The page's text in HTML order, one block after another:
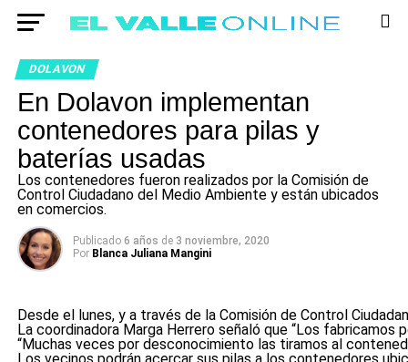
DOLAVON
En Dolavon implementan
contenedores para pilas y
baterías usadas
Los contenedores fueron realizados por la Comisión de
Control Ciudadano del Medio Ambiente y están ubicados
en comercios.
Publicado 6 años de 3 noviembre, 2020
Por Blanca Juliana Mangini
Desde el lunes, y a través de la Comisión de Control
La coordinadora Marga Herrero señaló que “Los
“Muchas veces por desconocimiento las tiramos al